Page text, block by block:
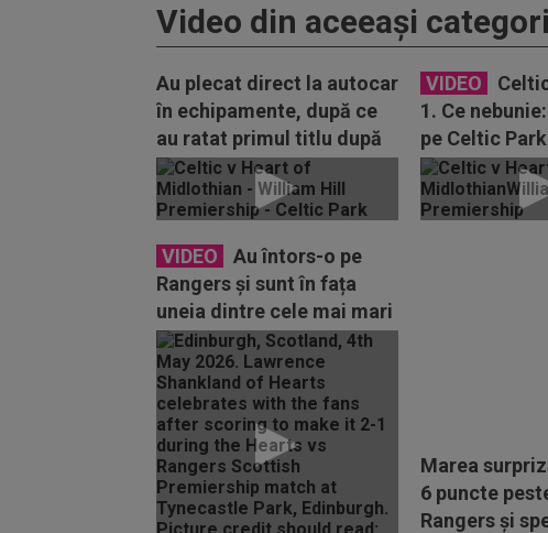
Video din aceeaşi
Au plecat direct la autocar
în echipamente, după ce
au ratat primul titlu după
66 de ani...
VIDEO
1. Ce
pe Celtic
condusă cu
VIDEO
Au întors-o pe
Rangers și sunt în fața
uneia dintre cele mai mari
surprize din Europa...
Marea
6 puncte
Rangers și